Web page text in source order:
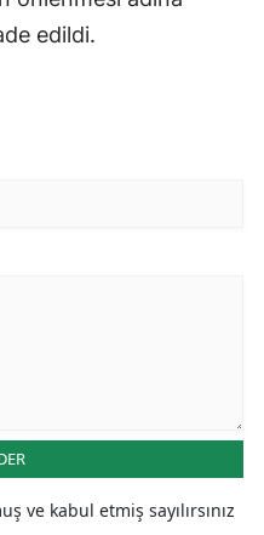
edildi.
ve kabul etmiş sayılırsınız